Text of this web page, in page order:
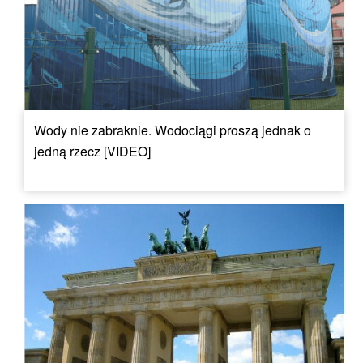
Wody nie zabraknie. Wodociągi proszą jednak o
jedną rzecz [VIDEO]